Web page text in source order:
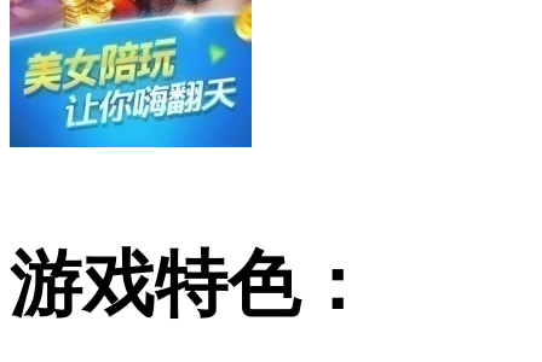
游戏特色：